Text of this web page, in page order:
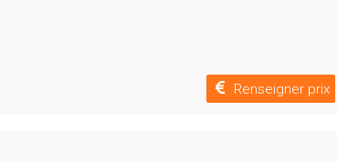
Renseigner prix